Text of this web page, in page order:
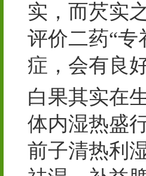
实，而芡实
评价二药“
症，会有良
白果其实在
体内湿热盛
前子清热利